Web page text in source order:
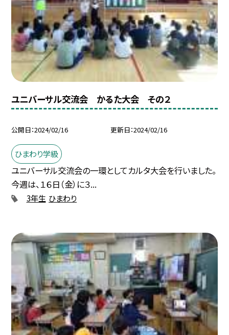
ユニバーサル交流会 かるた大会 その２
公開日 2024/02/16 更新日 2024/02/16
ひまわり学級
ユニバーサル交流会の一環としてカルタ大会を行いました。
今週は、１６日（金）に３...
3年生 ひまわり